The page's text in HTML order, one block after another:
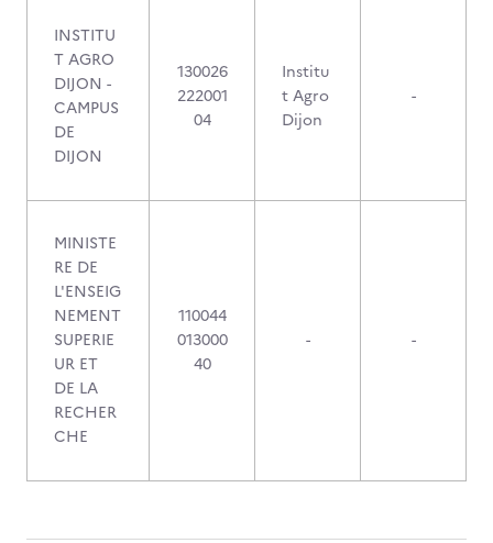
INSTITU
T AGRO
DIJON -
CAMPUS
DE
DIJON
130026
222001
04
Institu
t Agro
Dijon
-
MINISTE
RE DE
L'ENSEIG
NEMENT
SUPERIE
UR ET
DE LA
RECHER
CHE
110044
013000
40
- -